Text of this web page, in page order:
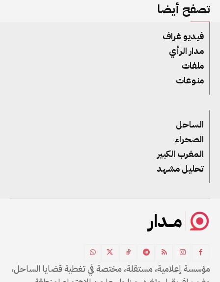
تصفح أيضا
فيديو غراف
مدار الرأي
ملفات
منوعات
الساحل
الصحراء
المغرب الكبير
تحليل مشهد
مــدار
مؤسسة إعلامية، مستقلة، مختصة في تغطية قضايا الساحل،